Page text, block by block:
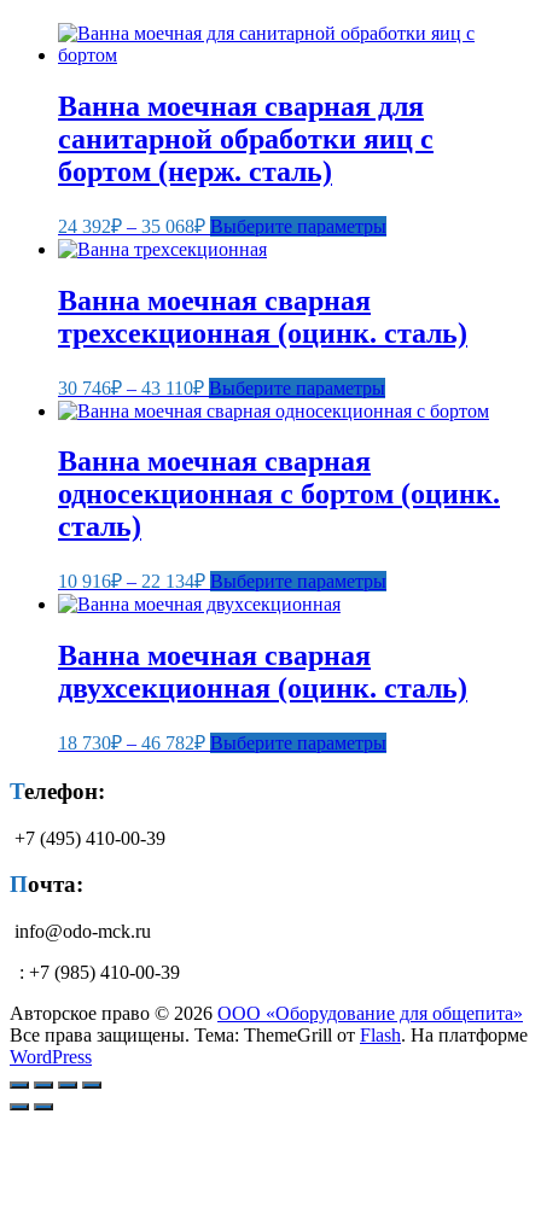
Ванна моечная сварная для
санитарной обработки яиц с
бортом (нерж. сталь)
24 392₽ – 35 068₽Диапазон
цен:
24
–
35
Выберите параметрыЭтот
товар
Опции
можно
странице
Ванна моечная сварная
трехсекционная (оцинк. сталь)
30 746₽ – 43 110₽Диапазон
цен:
30
–
43
Выберите параметрыЭтот
товар
имеет
Опции
можно
странице
Ванна моечная сварная
односекционная с бортом (оцинк.
сталь)
10 916₽ – 22 134₽Диапазон
цен:
10
–
22
Выберите параметрыЭтот
товар
Опции
можно
выбрать
на
Ванна моечная сварная
двухсекционная (оцинк. сталь)
18 730₽ – 46 782₽Диапазон
цен:
Выберите параметрыЭтот
товар
Телефон:
+7 (495) 410-00-39
Почта:
info@odo-mck.ru
: +7 (985) 410-00-39
Авторское право © 2026 ООО «Оборудование для общепита»
Все права защищены. Тема: ThemeGrill от Flash. На платформе
WordPress